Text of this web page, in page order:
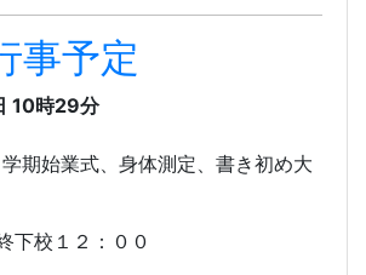
事予定
10時29分
期始業式、身体測定、書き初め大
２：００